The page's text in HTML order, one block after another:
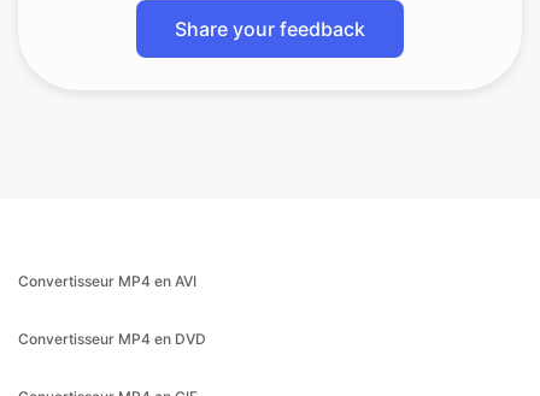
Share your feedback
Convertisseur MP4 en AVI
Convertisseur MP4 en DVD